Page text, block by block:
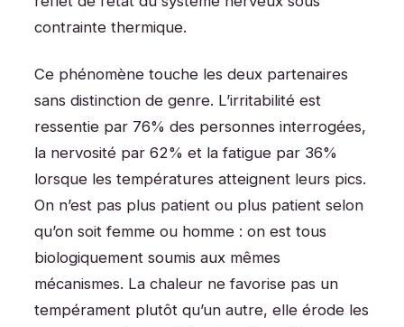
contrainte thermique.
Ce phénomène touche les deux partenaires
sans distinction de genre. L’irritabilité est
ressentie par 76% des personnes interrogées,
la nervosité par 62% et la fatigue par 36%
lorsque les températures atteignent leurs pics.
On n’est pas plus patient ou plus patient selon
qu’on soit femme ou homme : on est tous
biologiquement soumis aux mêmes
mécanismes. La chaleur ne favorise pas un
tempérament plutôt qu’un autre, elle érode les